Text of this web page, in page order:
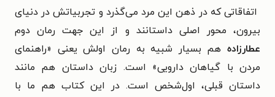
اتفاقاتی که در ذهن این مرد می‌گذرد و تجربیاتش در دنیای
بیرون، محور اصلی داستانند و از این جهت رمان دوم
عطارزاده هم بسیار شبیه به رمان اولش یعنی «راهنمای
مردن با گیاهان دارویی» است. زبان داستان هم مانند
داستان قبلی، اول‌شخص است. در این کتاب هم ما با